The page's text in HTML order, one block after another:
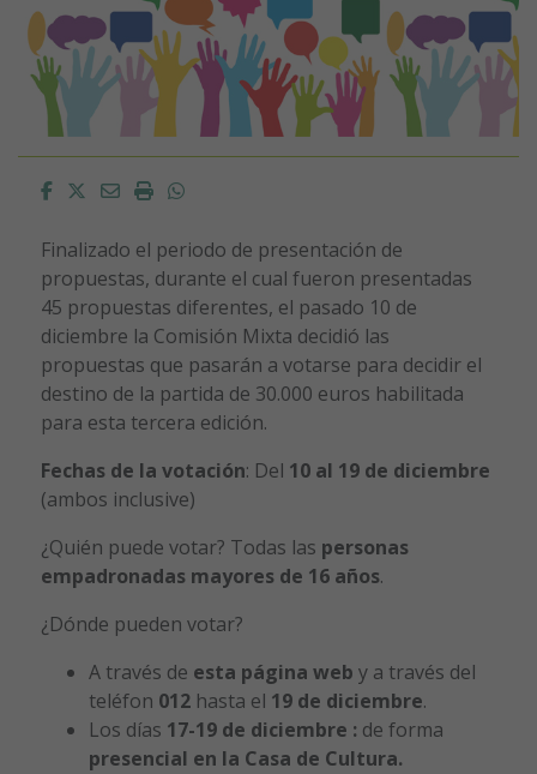
Facebook
Twitter
EmailImprimirWhatsapp
Finalizado el periodo de presentación de
propuestas, durante el cual fueron presentadas
45 propuestas diferentes, el pasado 10 de
diciembre la Comisión Mixta decidió las
propuestas que pasarán a votarse para decidir el
destino de la partida de 30.000 euros habilitada
para esta tercera edición.
Fechas de la votación: Del 10 al 19 de diciembre
(ambos inclusive)
¿Quién puede votar? Todas las personas
empadronadas mayores de 16 años.
¿Dónde pueden votar?
A través de esta página web y a través del
teléfon 012hasta el 19 de diciembre.
Los días 17-19 de diciembre : de forma
presencial en la Casa de Cultura.